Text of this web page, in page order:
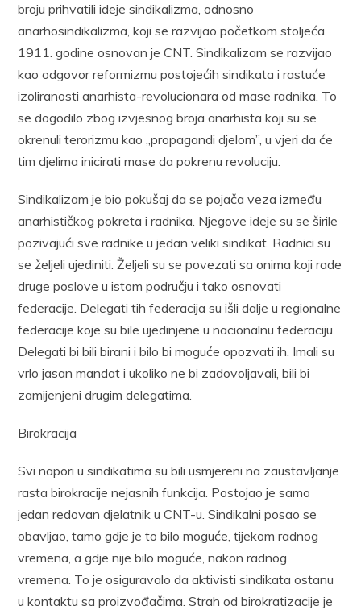
broju prihvatili ideje sindikalizma, odnosno
anarhosindikalizma, koji se razvijao početkom stoljeća.
1911. godine osnovan je CNT. Sindikalizam se razvijao
kao odgovor reformizmu postojećih sindikata i rastuće
izoliranosti anarhista-revolucionara od mase radnika. To
se dogodilo zbog izvjesnog broja anarhista koji su se
okrenuli terorizmu kao „propagandi djelom”, u vjeri da će
tim djelima inicirati mase da pokrenu revoluciju.
Sindikalizam je bio pokušaj da se pojača veza između
anarhističkog pokreta i radnika. Njegove ideje su se širile
pozivajući sve radnike u jedan veliki sindikat. Radnici su
se željeli ujediniti. Željeli su se povezati sa onima koji rade
druge poslove u istom području i tako osnovati
federacije. Delegati tih federacija su išli dalje u regionalne
federacije koje su bile ujedinjene u nacionalnu federaciju.
Delegati bi bili birani i bilo bi moguće opozvati ih. Imali su
vrlo jasan mandat i ukoliko ne bi zadovoljavali, bili bi
zamijenjeni drugim delegatima.
Birokracija
Svi napori u sindikatima su bili usmjereni na zaustavljanje
rasta birokracije nejasnih funkcija. Postojao je samo
jedan redovan djelatnik u CNT-u. Sindikalni posao se
obavljao, tamo gdje je to bilo moguće, tijekom radnog
vremena, a gdje nije bilo moguće, nakon radnog
vremena. To je osiguravalo da aktivisti sindikata ostanu
u kontaktu sa proizvođačima. Strah od birokratizacije je